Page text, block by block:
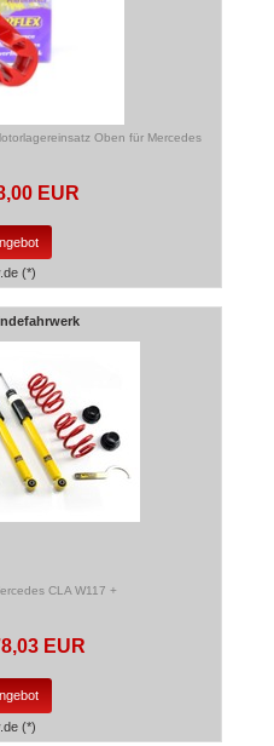
Oben für Mercedes
EUR
(*)
CLA W117 +
EUR
(*)